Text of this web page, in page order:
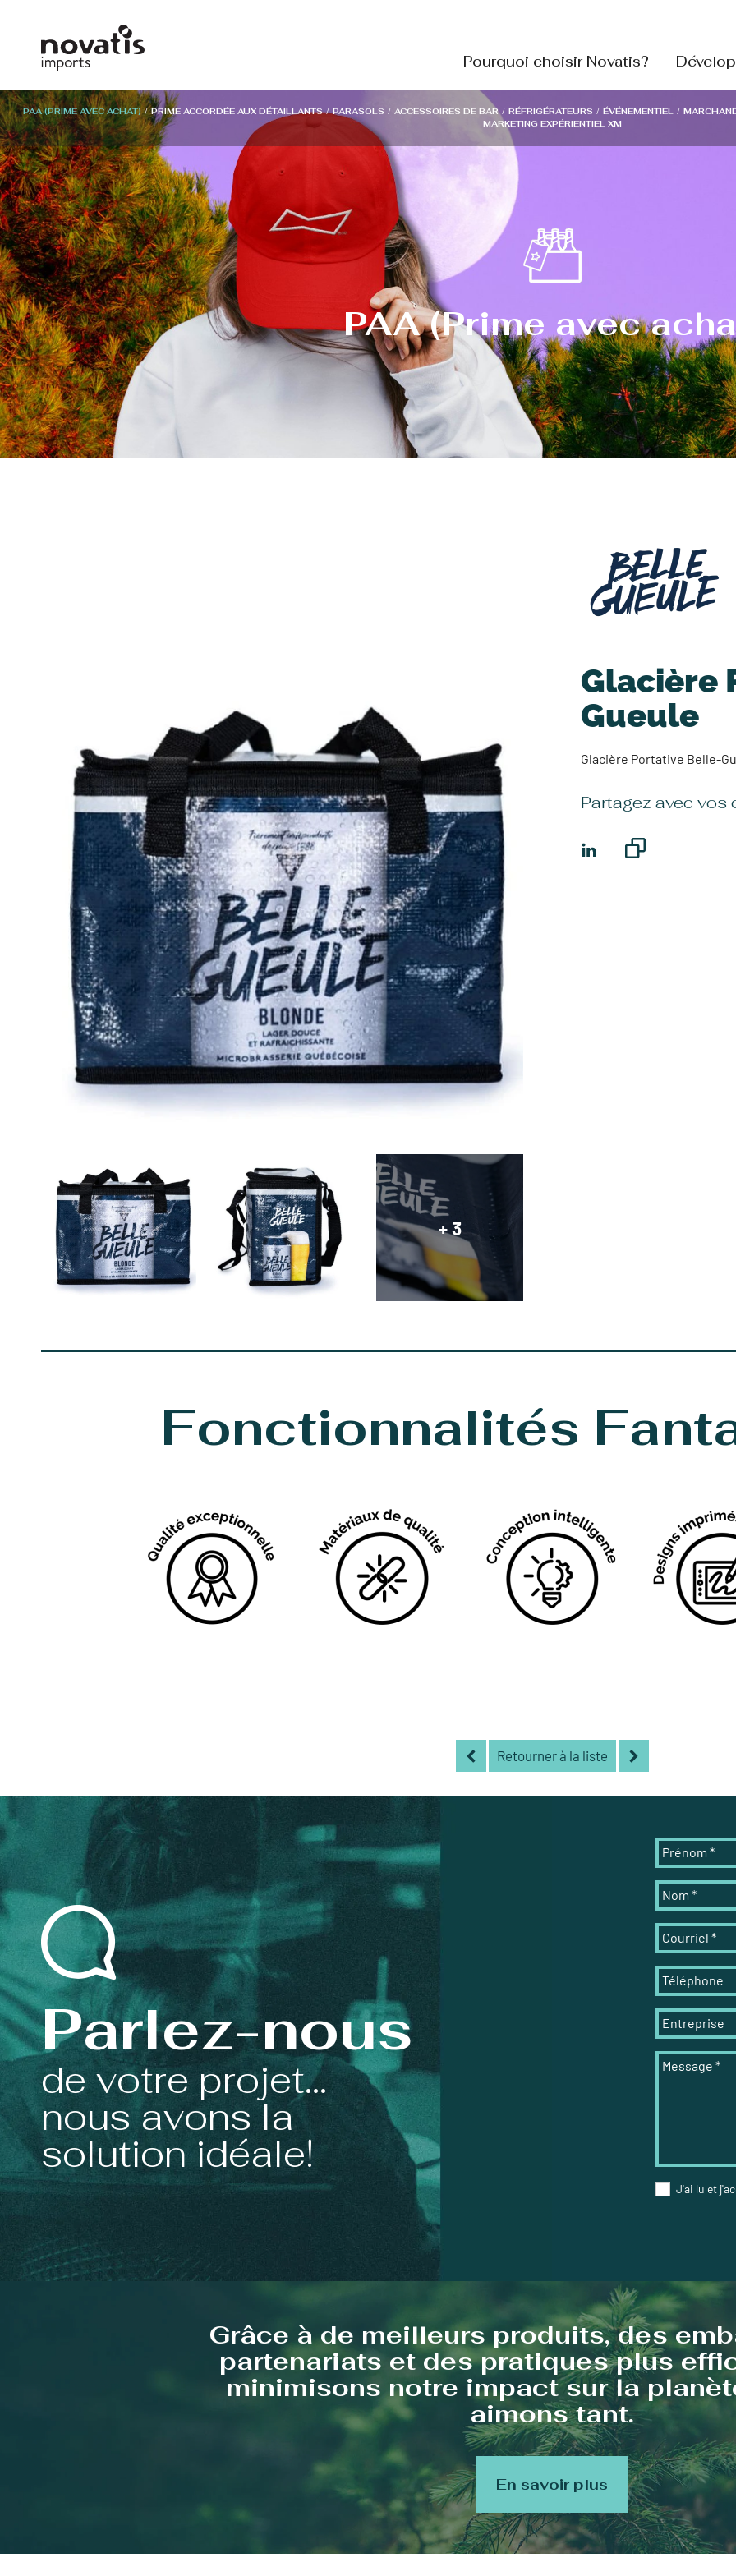
Pourquoi choisir Novatis?
PAA (PRIME AVEC ACHAT)/PRIME ACCORDÉE AUX DÉTAILLANTS/PARASOLS / ACCESSOIRES DE BAR/ RÉFRIGÉRATEURS / ÉVÉNEMENTIEL /
MARKETING EXPÉRIENTIEL XM
PAA (Prime avec
+ 3
Glacière
Gueule
Glacière Portative Belle-
Partagez avec vos
Fonctionnalités
Retourner à la liste
Parlez-nous
de votre projet...
nous avons la
solution idéale!
Prénom *
Nom *
Courriel *
Téléphone
Entreprise
Message *
J'ai lu et
Grâce à de meilleurs produits, des
partenariats et des pratiques plus
minimisons notre impact sur la
aimons tant.
En savoir plus